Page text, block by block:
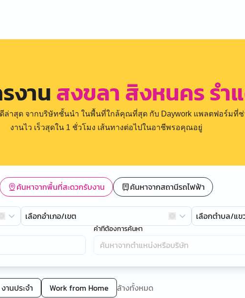
งานสงขลา สิงหนคร รำ
ล่าสุด จากบริษัทชั้นนำ ในพื้นที่ใกล้คุณที่สุด กับ Daywork แพลตฟอร์มที่
งานไว เร็วสุดใน 1 ชั่วโมง เส้นทางต่อไปในอาชีพรอคุณอยู่
ค้นหาจากพื้นที่สะดวกรับงาน ค้นหาจากสถานีรถไฟฟ้า
เลือกอำเภอ/เขต เลือกตำบล/แข
คำที่ต้องการค้นหา
งานประจำ Work from Home ล้างทั้งหมด